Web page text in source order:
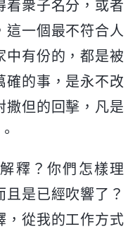
着衆子名分，或者
這一個最不符合人
中有份的，都是被
確的事，是永不改
撒但的回擊，凡是
釋？你們怎樣理
是已經吹響了？
，從我的工作方式